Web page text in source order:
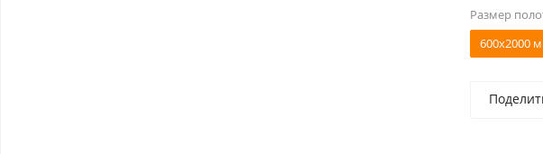
Размер
600x2000